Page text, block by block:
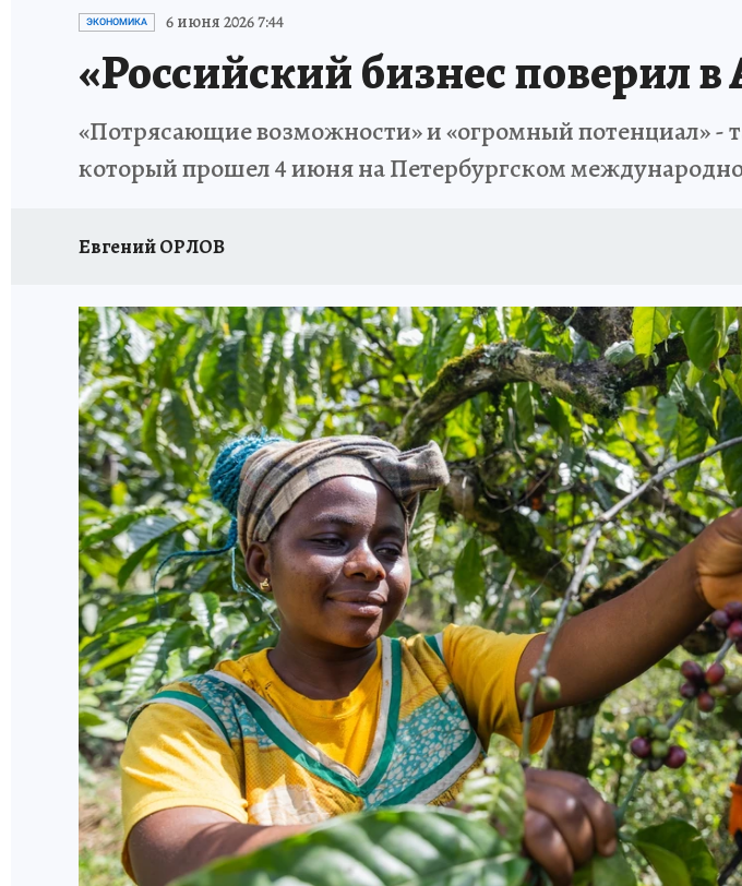
ИСПЫТАНО НА СЕБЕ
ЭКОНОМИКА 6 июня 2026 7:44
«Российский бизнес поверил
«Потрясающие возможности» и «огромный потенциал» -
который прошел 4 июня на Петербургском
Евгений ОРЛОВ